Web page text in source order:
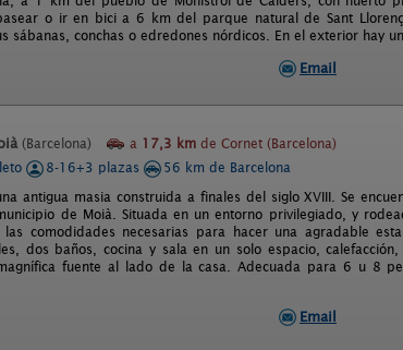
o ir en bici a 6 km del parque natural de Sant
sábanas, conchas o edredones nórdicos. En el exterior hay
Email
(Barcelona) a 17,3 km de Cornet (Barcelona)
8-16+3 plazas
56 km de Barcelona
antigua masia construida a finales del siglo XVIII. Se
de Moià. Situada en un entorno privilegiado, y
comodidades necesarias para hacer una agradable
dos baños, cocina y sala en un solo espacio,
fuente al lado de la casa. Adecuada para 6 u 8
Email